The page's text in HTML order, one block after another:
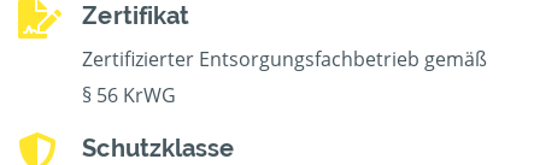
Zertifikat
Zertifizierter Entsorgungsfachbetrieb gemäß
§ 56 KrWG
Schutzklasse